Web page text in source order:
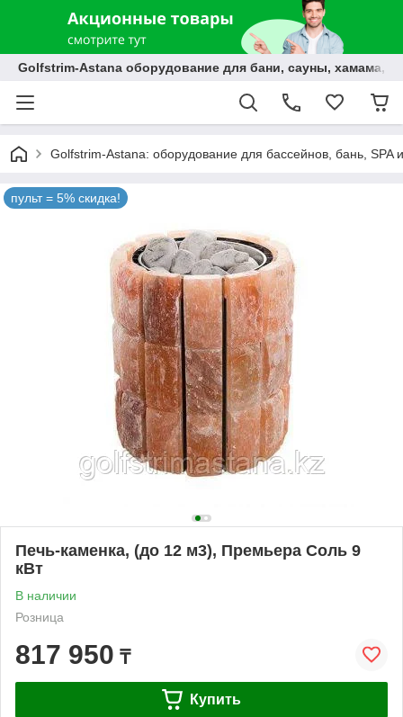
Golfstrim-Astana оборудование для бани, сауны, хамама,
Golfstrim-Astana: оборудование для бассейнов, бань, SPA
пульт = 5% скидка!
Печь-каменка, (до 12 м3), Премьера Cоль 9
кВт
В наличии
Розница
817 950 ₸
Купить